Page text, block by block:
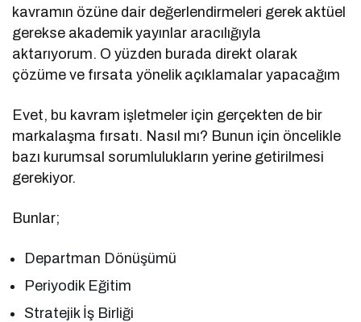
kavramın özüne dair değerlendirmeleri gerek aktüel
gerekse akademik yayınlar aracılığıyla
aktarıyorum. O yüzden burada direkt olarak
çözüme ve fırsata yönelik açıklamalar yapacağım
Evet, bu kavram işletmeler için gerçekten de bir
markalaşma fırsatı. Nasıl mı? Bunun için öncelikle
bazı kurumsal sorumlulukların yerine getirilmesi
gerekiyor.
Bunlar;
Departman Dönüşümü
Periyodik Eğitim
Stratejik İş Birliği